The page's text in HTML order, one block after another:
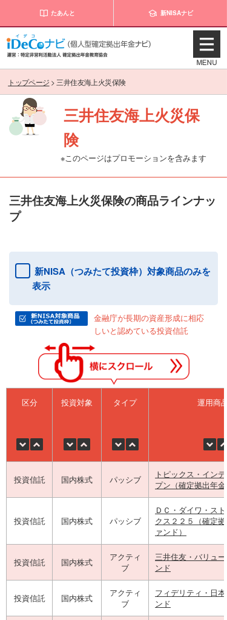
たあんと 新NISAナビ
トップページ > 三井住友海上火災保険
三井住友海上火災保
険
※このページはプロモーションを含みます
三井住友海上火災保険の商品ラインナッ
プ
新NISA（つみたて投資枠）対象商品のみを
表示
金融庁が長期の資産形成に相応
しいと認めている投資信託
区分 投資対象 タイプ 運用商品
投資信託 国内株式 パッシブ
トピックス・イン
プン（確定拠出年金
投資信託 国内株式 パッシブ
ＤＣ・ダイワ・ス
クス２２５（確定
ァンド）
投資信託 国内株式
アクティ
ブ
三井住友・バリュ
ンド
投資信託 国内株式
アクティ
ブ
フィデリティ・日
ンド